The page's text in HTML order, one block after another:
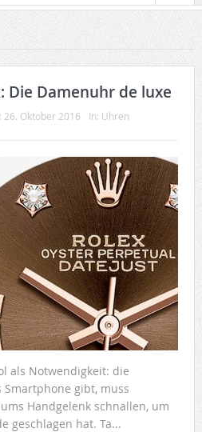
Die Damenuhr de luxe
26. Oktober 2016 In: Uhren
als Notwendigkeit: die
gibt, muss
Handgelenk schnallen, um
geschlagen hat. Ta...